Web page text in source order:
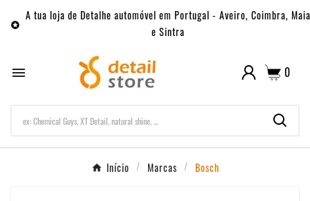

A tua loja de Detalhe automóvel em Portugal - Aveiro, Coimbra, Maia
e Sintra
 0
Início Marcas Bosch